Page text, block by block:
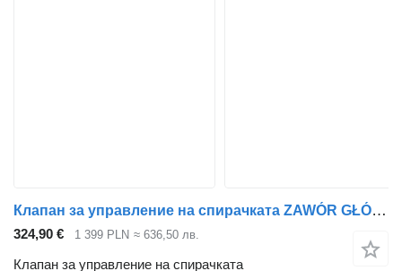
Клапан за управление на спирачката ZAWÓR GŁÓWNY HAMULCA EBS IVECO STRALIS EURO 6 4800200150 за влекач IVECO STRALIS EURO 6
324,90 € 1 399 PLN ≈ 636,50 лв.
Клапан за управление на спирачката